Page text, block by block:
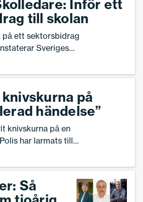
verksamhet på
Inför ett
till skolan
på ett sektorsbidrag
Sveriges
tror jag
för
Sveriges
på
händelse”
knivskurna på en
har larmats till
Så